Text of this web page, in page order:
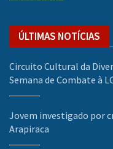
ÚLTIMAS NOTÍCIAS
Circuito Cultural da
Semana de Combate à
Jovem investigado por
Arapiraca